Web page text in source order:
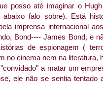
posso até imaginar o
falo sobre). Está
imprensa internacional
Bond---- James Bond, e
de espionagem (
no cinema nem na literatura,
a matar um
ele não se sentia tentado